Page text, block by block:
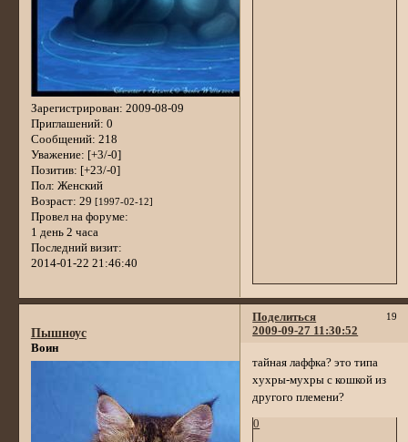
Зарегистрирован: 2009-08-09
Приглашений: 0
Сообщений: 218
Уважение: [+3/-0]
Позитив: [+23/-0]
Пол: Женский
Возраст: 29 [1997-02-12]
Провел на форуме:
1 день 2 часа
Последний визит:
2014-01-22 21:46:40
Поделиться 19
2009-09-27 11:30:52
Пышноус
Воин
тайная лаффка? это типа
хухры-мухры с кошкой из
другого племени?
0